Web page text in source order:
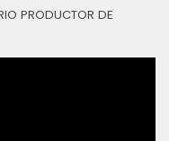
PRODUCTOR DE